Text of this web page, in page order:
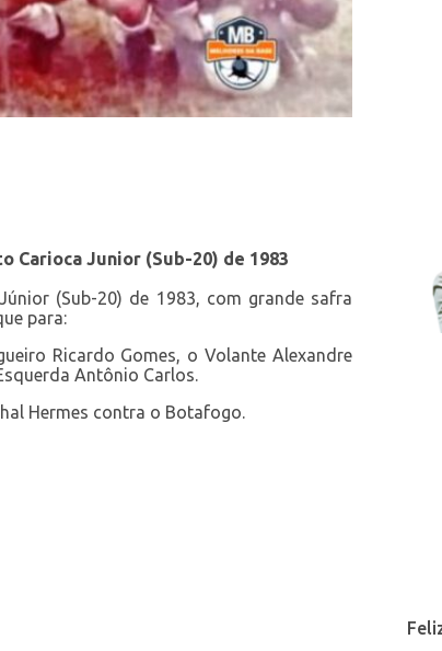
Carioca Junior (Sub-20) de 1983
(Sub-20) de 1983, com grande safra
para:
Ricardo Gomes, o Volante Alexandre
Antônio Carlos.
Hermes contra o Botafogo.